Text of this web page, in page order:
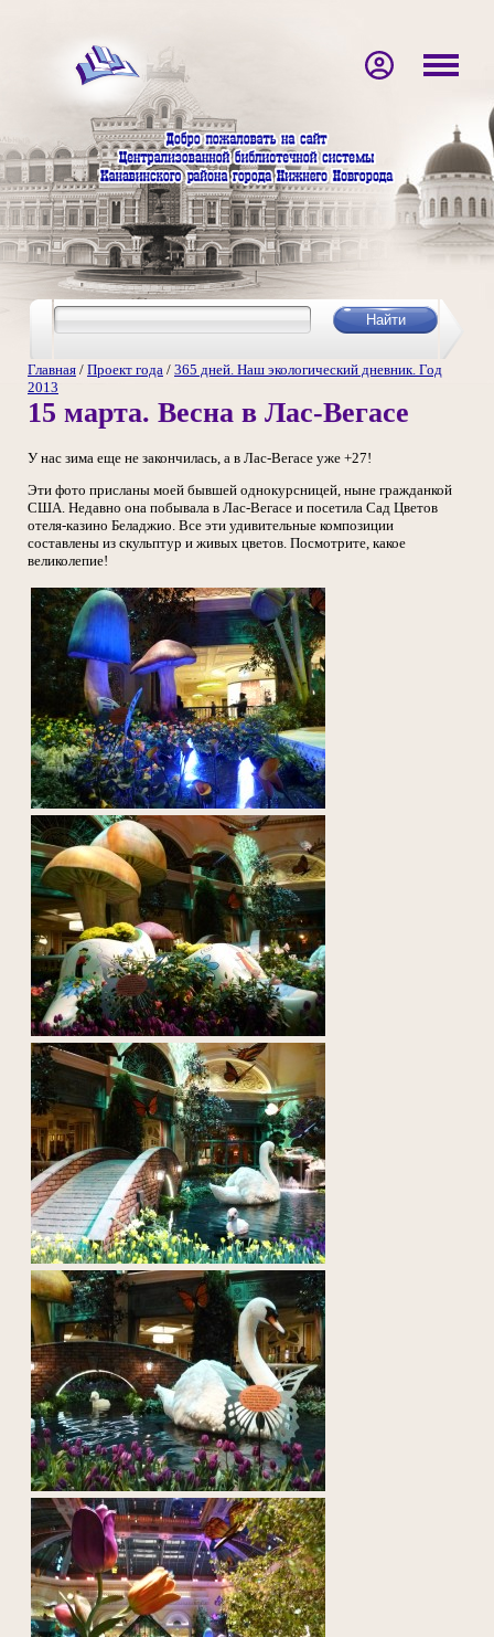
Главная / Проект года / 365 дней. Наш экологический дневник. Год
2013
15 марта. Весна в Лас-Вегасе
У нас зима еще не закончилась, а в Лас-Вегасе уже +27!
Эти фото присланы моей бывшей однокурсницей, ныне гражданкой
США. Недавно она побывала в Лас-Вегасе и посетила Сад Цветов
отеля-казино Беладжио. Все эти удивительные композиции
составлены из скульптур и живых цветов. Посмотрите, какое
великолепие!